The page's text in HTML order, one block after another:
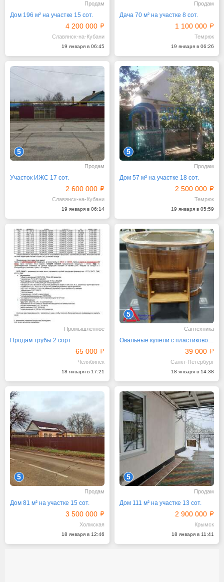
Продам
Дом 196 м² на участке 15 сот.
4 200 000
Славянск-на-Кубани
19 января в 06:45
Продам
Дача 70 м² на участке 8 сот.
1 100 000
Темрюк
19 января в 06:26
5
Продам
Участок ИЖС 17 сот.
2 600 000
Славянск-на-Кубани
19 января в 06:14
5
Продам
Дом 57 м² на участке 18 сот.
2 500 000
Темрюк
19 января в 05:59
Промышленное
Продам трубы 2 сорт
65 000
Челябинск
18 января в 17:21
5
Сантехника
Овальные купели с пластиковой вставкой
39 000
Санкт-Петербург
18 января в 14:38
5
Продам
Дом 81 м² на участке 15 сот.
3 500 000
Холмская
18 января в 12:46
5
Продам
Дом 111 м² на участке 13 сот.
2 900 000
Крымск
18 января в 11:41